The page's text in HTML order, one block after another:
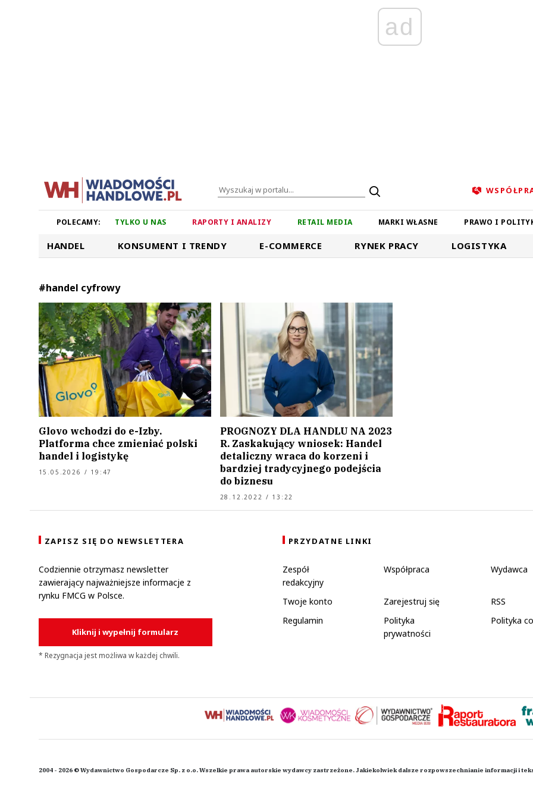
ad
POLECAMY: TYLKO U NAS RAPORTY I ANALIZY RETAIL MEDIA MARKI WŁASNE PRAWO I
HANDEL KONSUMENT I TRENDY E-COMMERCE RYNEK PRACY LOGISTYKA
#handel cyfrowy
Glovo wchodzi do e-Izby.
Platforma chce zmieniać polski
handel i logistykę
15.05.2026 / 19:47
PROGNOZY DLA HANDLU NA 2023
R. Zaskakujący wniosek: Handel
detaliczny wraca do korzeni i
bardziej tradycyjnego podejścia
do biznesu
28.12.2022 / 13:22
ZAPISZ SIĘ DO NEWSLETTERA
Codziennie otrzymasz newsletter
zawierający najważniejsze informacje z
rynku FMCG w Polsce.
Kliknij i wypełnij formularz
* Rezygnacja jest możliwa w każdej chwili.
PRZYDATNE LINKI
Zespół
redakcyjny
Współpraca Wydawca
Twoje konto Zarejestruj się
RSS
Regulamin
Polityka
prywatności
Polityka
2004 - 2026 © Wydawnictwo Gospodarcze Sp. z o.o. Wszelkie prawa autorskie wydawcy zastrzeżone. Jakiekolwiek dalsze rozpowszechnianie informacji i